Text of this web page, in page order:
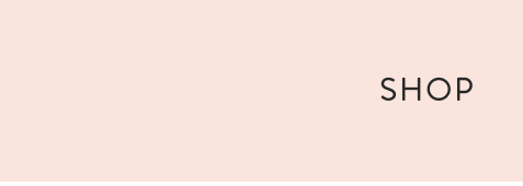
SHOP